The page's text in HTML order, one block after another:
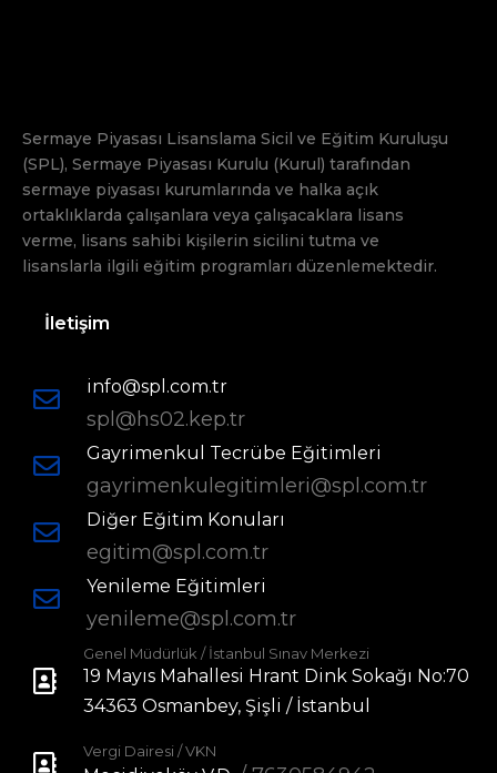
Sermaye Piyasası Lisanslama Sicil ve Eğitim Kuruluşu
(SPL), Sermaye Piyasası Kurulu (Kurul) tarafından
sermaye piyasası kurumlarında ve halka açık
ortaklıklarda çalışanlara veya çalışacaklara lisans
verme, lisans sahibi kişilerin sicilini tutma ve
lisanslarla ilgili eğitim programları düzenlemektedir.
İletişim
info@spl.com.tr
spl@hs02.kep.tr
Gayrimenkul Tecrübe Eğitimleri
gayrimenkulegitimleri@spl.com.tr
Diğer Eğitim Konuları
egitim@spl.com.tr
Yenileme Eğitimleri
yenileme@spl.com.tr
Genel Müdürlük / İstanbul Sınav Merkezi
19 Mayıs Mahallesi Hrant Dink Sokağı No:70
34363 Osmanbey, Şişli / İstanbul
Vergi Dairesi / VKN